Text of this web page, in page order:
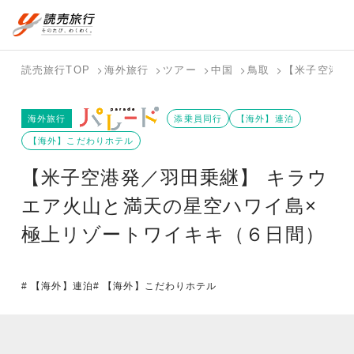
国内旅行トップ
バスツアー
を探す
個人旅行
（ブーケ）
を探す
を探す
ら探す
探す
す
海外旅行トップ
海外特集か
ら探す
テーマから
探す
す
読売旅行TOP 海外旅行 ツアー 中国 鳥取 【米子空港
【米子空港発／羽田乗継】 キラウ
エア火山と満天の星空ハワイ島×
極上リゾートワイキキ（６日間）
海外旅行 添乗員同行 【海外】連泊
【海外】こだわりホテル
# 【海外】連泊# 【海外】こだわりホテル